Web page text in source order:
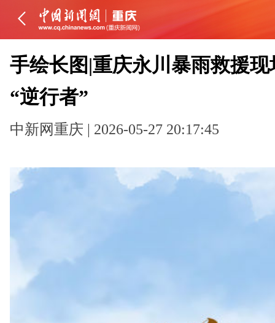
手绘长图|重庆永川暴雨救援
“逆行者”
中新网重庆 | 2026-05-27 20:17:45